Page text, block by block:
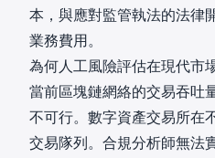
本，與應對監管執法的法律
業務費用。
為何人工風險評估在現代市
當前區塊鏈網絡的交易吞吐
不可行。數字資產交易所在
交易隊列。合規分析師無法